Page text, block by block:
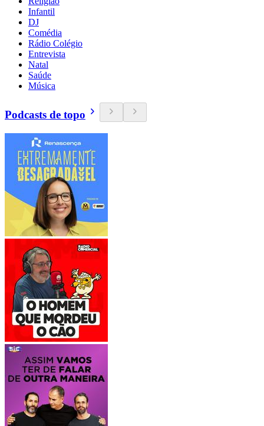
Infantil
DJ
Comédia
Rádio Colégio
Entrevista
Natal
Saúde
Música
Podcasts de topo